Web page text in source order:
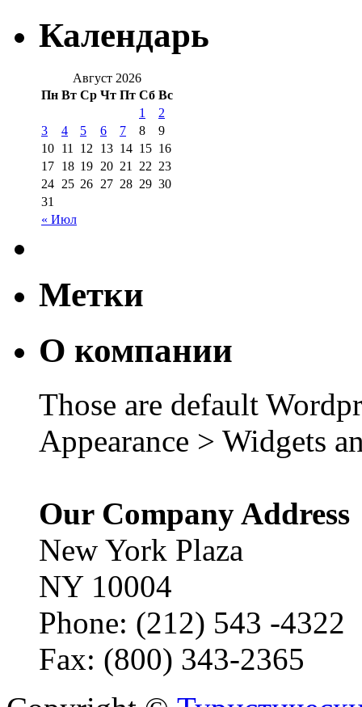
Календарь
Август 2026
Пн Вт Ср Чт Пт Сб Вс
« Июл
1
2
3
4 5 6 7 8
9
10 11 12 13 14 15 16
17 18 19 20 21 22 23
24 25 26 27 28 29 30
31
Метки
О компании
Those are default
Appearance > Widgets
Our Company Address
New York Plaza
NY 10004
Phone: (212) 543 -4322
Fax: (800) 343-2365